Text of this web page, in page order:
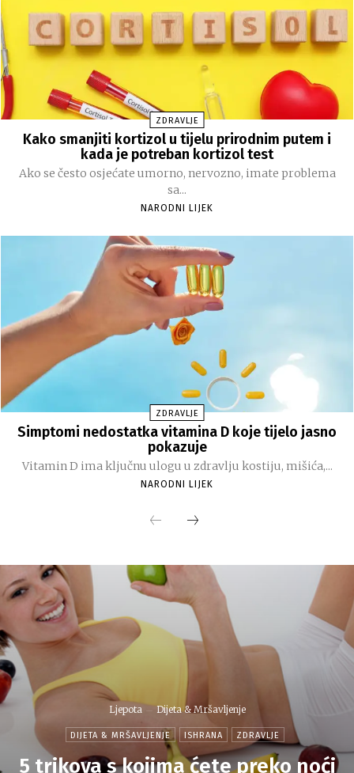
ZDRAVLJE
Kako smanjiti kortizol u tijelu prirodnim putem i
kada je potreban kortizol test
Ako se često osjećate umorno, nervozno, imate problema
sa...
NARODNI LIJEK
ZDRAVLJE
Simptomi nedostatka vitamina D koje tijelo jasno
pokazuje
Vitamin D ima ključnu ulogu u zdravlju kostiju, mišića,...
NARODNI LIJEK